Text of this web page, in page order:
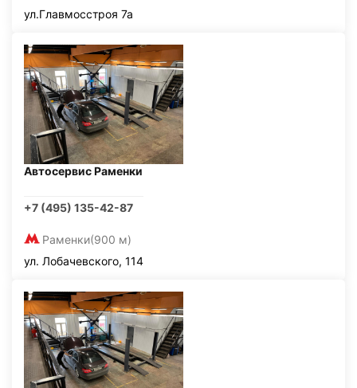
ул.Главмосстроя 7а
Автосервис Раменки
+7 (495) 135-42-87
Раменки(900 м)
ул. Лобачевского, 114